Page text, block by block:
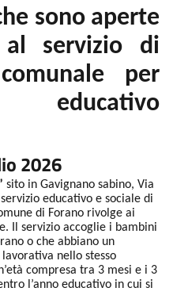
sono aperte
servizio di
per
2026
sito in Gavignano sabino, Via
educativo e sociale di
di Forano rivolge ai
Il servizio accoglie i bambini
o che abbiano un
nello stesso
compresa tra 3 mesi e i 3
l’anno educativo in cui si